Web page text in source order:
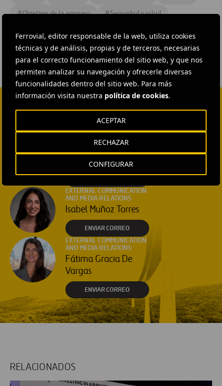
Ferrovial, editor responsable de la web, utiliza cookies
técnicas y de análisis, propias y de terceros, necesarias
para el correcto funcionamiento del sitio web, y que nos
permiten analizar su navegación y ofrecerle diversas
funcionalidades dentro del sitio web. Para más
información visita nuestra política de cookies.
CONFIGURAR
RECHAZAR
ACEPTAR
#Objetivos de la empresa #Seguridad y salud
CONTACTA CON NOSOTROS
HEAD OF EXTERNAL
COMMUNICATION AND
Ana García Ruiz
EXTERNAL COMMUNICATION
AND MEDIA RELATIONS
Isabel Muñoz Torres
ENVIAR CORREO
EXTERNAL COMMUNICATION
AND MEDIA RELATIONS
Fátima Gracia De
Vargas
ENVIAR CORREO
RELACIONADOS